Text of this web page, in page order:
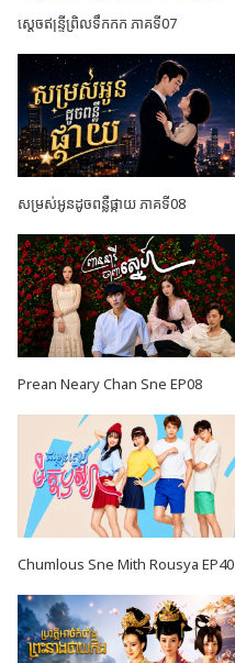
ស្តេចឥន្ទ្រីព្រិលទឹកកក ភាគទី07
សម្រស់អូនដូចពន្លឺផ្កាយ ភាគទី08
Prean Neary Chan Sne EP08
Chumlous Sne Mith Rousya EP40